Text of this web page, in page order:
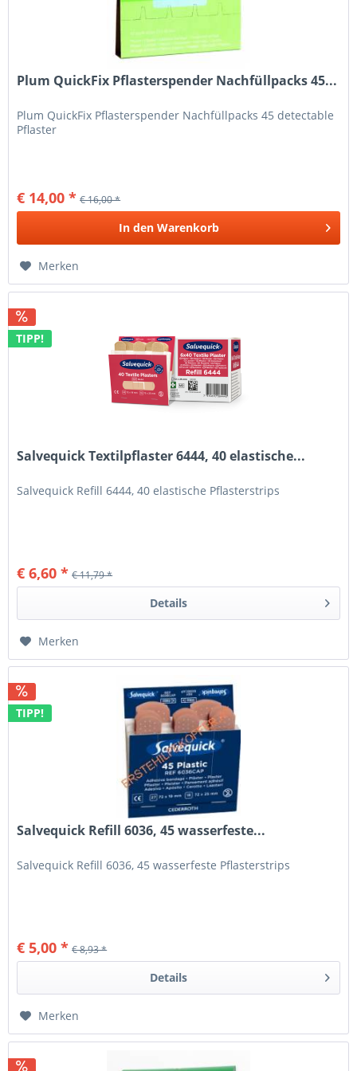
Plum QuickFix Pflasterspender Nachfüllpacks 45...
Plum QuickFix Pflasterspender Nachfüllpacks 45 detectable
Pflaster
€ 14,00 * € 16,00 *
In den Warenkorb
Merken
TIPP!
Salvequick Textilpflaster 6444, 40 elastische...
Salvequick Refill 6444, 40 elastische Pflasterstrips
€ 6,60 * € 11,79 *
Details
Merken
TIPP!
Salvequick Refill 6036, 45 wasserfeste...
Salvequick Refill 6036, 45 wasserfeste Pflasterstrips
€ 5,00 * € 8,93 *
Details
Merken